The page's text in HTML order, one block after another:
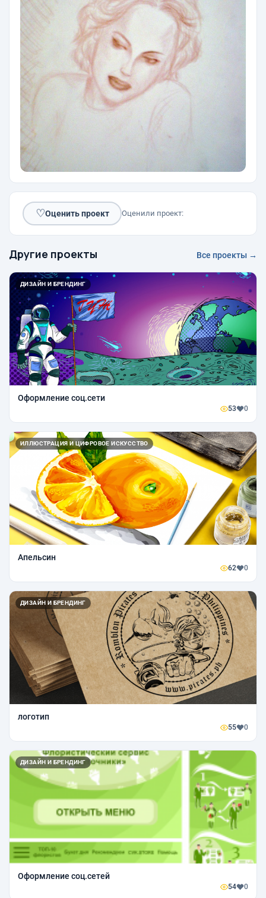
♡Оценить проект Оценили проект:
Другие проекты Все проекты →
ДИЗАЙН И БРЕНДИНГ
Оформление соц.сети
53 0
ИЛЛЮСТРАЦИЯ И ЦИФРОВОЕ ИСКУССТВО
Апельсин
62 0
ДИЗАЙН И БРЕНДИНГ
логотип
55 0
ДИЗАЙН И БРЕНДИНГ
Оформление соц.сетей
54 0